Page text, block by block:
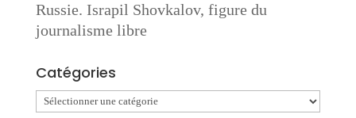
Russie. Israpil Shovkalov, figure du
journalisme libre
Catégories
Catégories